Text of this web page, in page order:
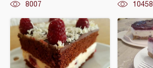
8007 10458